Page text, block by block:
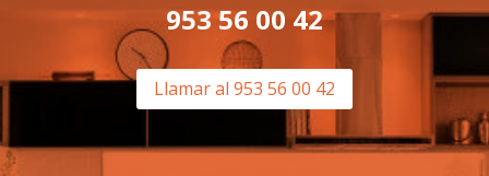
953 56 00 42
Llamar al 953 56 00 42